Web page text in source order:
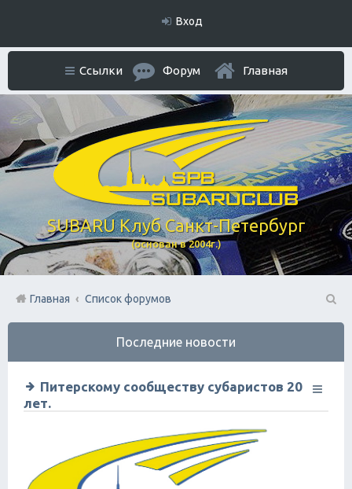
Вход
SUBARU Клуб Санкт-Петербург
(основан в 2004г.)
Ссылки Форум Главная
Главная
Список форумов
П
Последние новости
Питерскому сообществу субаристов 20
лет.